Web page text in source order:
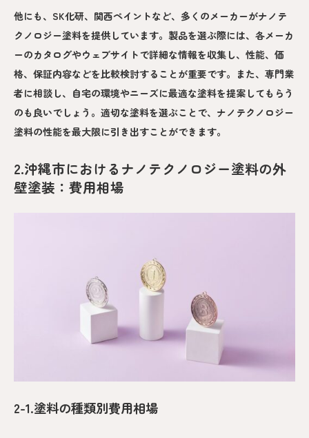
他にも、SK化研、関西ペイントなど、多くのメーカーがナノテ
クノロジー塗料を提供しています。製品を選ぶ際には、各メーカ
ーのカタログやウェブサイトで詳細な情報を収集し、性能、価
格、保証内容などを比較検討することが重要です。また、専門業
者に相談し、自宅の環境やニーズに最適な塗料を提案してもらう
のも良いでしょう。適切な塗料を選ぶことで、ナノテクノロジー
塗料の性能を最大限に引き出すことができます。
2.沖縄市におけるナノテクノロジー塗料の外
壁塗装：費用相場
2-1.塗料の種類別費用相場